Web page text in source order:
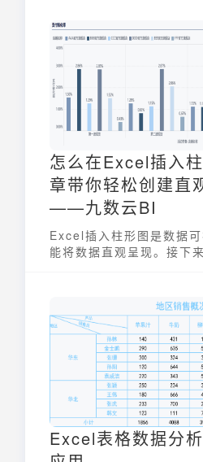
本文将详细介绍使用
骤，并提供一些自定义选
怎么在Excel插入
章带你轻松创建直
——九数云BI
Excel插入柱形图是数据可
能将数据直观呈现。接下
Excel表格数据分